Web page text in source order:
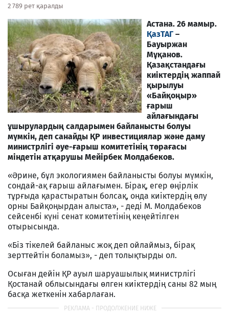
2 789 рет қаралды
Астана. 26 мамыр.
ҚазТАГ –
Бауыржан
Мұқанов.
Қазақстандағы
киіктердің жаппай
қырылуы
«Байқоңыр»
ғарыш
айлағындағы
ұшырулардың салдарымен байланысты болуы
мүмкін, деп санайды ҚР инвестициялар және даму
министрлігі әуе-ғарыш комитетінің төрағасы
міндетін атқарушы Мейірбек Молдабеков.
«Әрине, бұл экологиямен байланысты болуы мүмкін,
сондай-ақ ғарыш айлағымен. Бірақ, егер өңірлік
тұрғыда қарастыратын болсақ, онда киіктердің өлу
орны Байқоңырдан алыста», - деді М. Молдабеков
сейсенбі күні сенат комитетінің кеңейтілген
отырысында.
«Біз тікелей байланыс жоқ деп ойлаймыз, бірақ
зерттейтін боламыз», - деп толықтырды ол.
Осыған дейін ҚР ауыл шаруашылық министрлігі
Қостанай облысындағы өлген киіктердің саны 82 мың
басқа жеткенін хабарлаған.